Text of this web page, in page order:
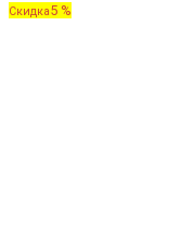
Скидка5 %